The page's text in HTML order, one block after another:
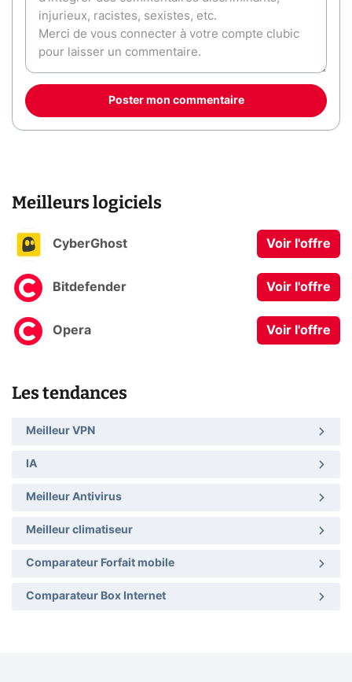
Poster mon commentaire
Meilleurs logiciels
CyberGhost Voir l'offre
Bitdefender Voir l'offre
Opera Voir l'offre
Les tendances
Meilleur VPN
IA
Meilleur Antivirus
Meilleur climatiseur
Comparateur Forfait mobile
Comparateur Box Internet